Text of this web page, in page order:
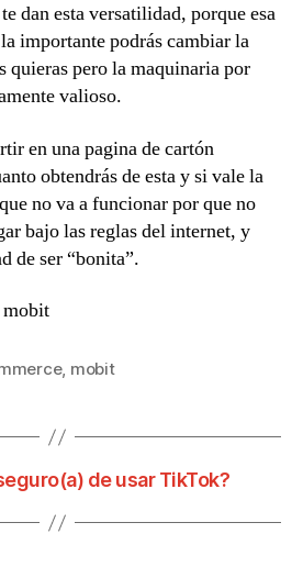
dan esta versatilidad, porque esa
importante podrás cambiar la
quieras pero la maquinaria por
valioso.
en una pagina de cartón
obtendrás de esta y si vale la
no va a funcionar por que no
bajo las reglas del internet, y
de ser “bonita”.
mobit
, mobit
de usar TikTok?